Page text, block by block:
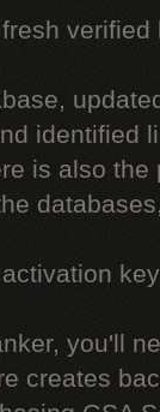
verified
identified
is also
key
you'll
creates